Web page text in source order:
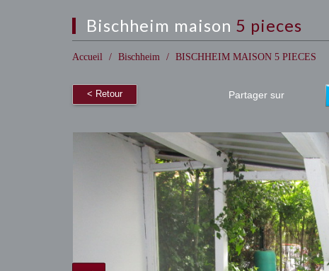
bischheim maison 5 pieces
Accueil Bischheim BISCHHEIM MAISON 5 PIECES
< Retour Partager sur